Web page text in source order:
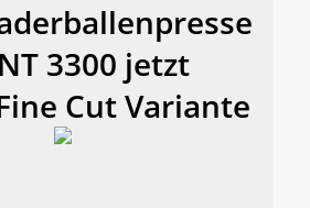
3300 jetzt
Cut Variante